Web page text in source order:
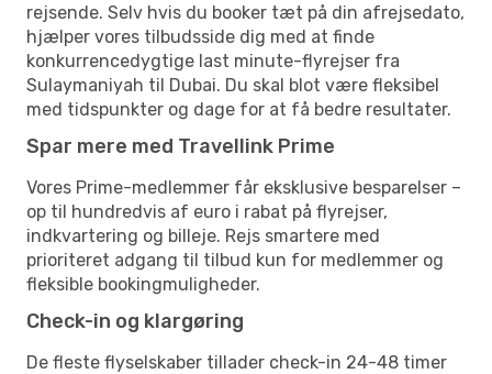
rejsende. Selv hvis du booker tæt på din afrejsedato,
hjælper vores tilbudsside dig med at finde
konkurrencedygtige last minute-flyrejser fra
Sulaymaniyah til Dubai. Du skal blot være fleksibel
med tidspunkter og dage for at få bedre resultater.
Spar mere med Travellink Prime
Vores Prime-medlemmer får eksklusive besparelser –
op til hundredvis af euro i rabat på flyrejser,
indkvartering og billeje. Rejs smartere med
prioriteret adgang til tilbud kun for medlemmer og
fleksible bookingmuligheder.
Check-in og klargøring
De fleste flyselskaber tillader check-in 24-48 timer